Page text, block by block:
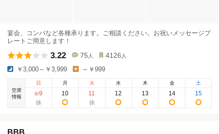
宴会、コンパなど各種承ります。ご相談ください。お祝いメッセージプ
レートご用意します！
3.22 75 人 4126 人
￥3,000～￥3,999 ～￥999
空席
情報
日
8/9
月
10
火
11
水
12
木
13
金
14
土
15